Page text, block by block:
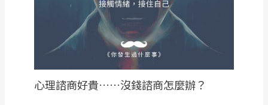
心理諮商好貴……沒錢諮商怎麼辦？